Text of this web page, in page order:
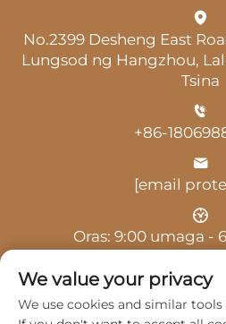
No.2399 Desheng East
Lungsod ng Hangzhou,
Tsina
+86-
[email
Oras: 9:00 umaga -
We value your privacy
We use cookies and similar